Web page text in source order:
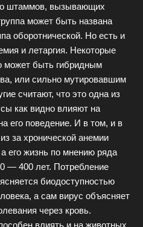
штаммов, вызывающих
может быть названа
оборотнической. Но есть и
и летаргия. Некоторые
может быть гибридным
или сильно мутировавшим
считают, что это одна из
как видно влияют на
его поведение. И в том, и в
за хронической анемии
его жизнь по мнению ряда
— 400 лет. Потребление
биодоступностью
а сам вирус объясняет
через кровь.
влиять и на животных,